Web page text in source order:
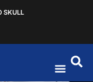
SKULL